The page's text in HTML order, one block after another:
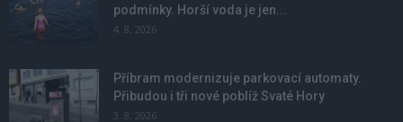
podmínky. Horší voda je jen...
4. 8. 2026
Příbram modernizuje parkovací automaty.
Přibudou i tři nové poblíž Svaté Hory
3. 8. 2026